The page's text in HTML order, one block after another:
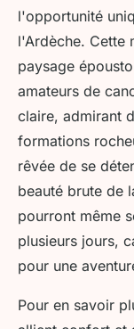
l'opportunité
l'Ardèche. Cette
paysage
amateurs de
claire, admirant
formations
rêvée de se
beauté brute de
pourront même
plusieurs jours,
pour une
Pour en savoir